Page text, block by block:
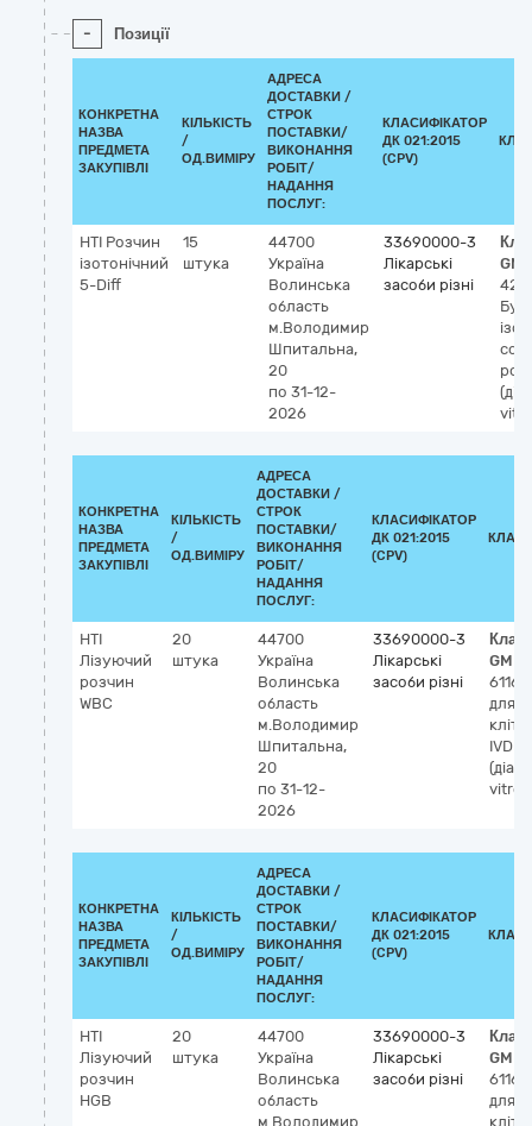
- Позиції
КОНКРЕТНА
НАЗВА
ПРЕДМЕТА
ЗАКУПІВЛІ
КІЛЬКІСТЬ
/
ОД.ВИМІРУ
АДРЕСА
ДОСТАВКИ /
СТРОК
ПОСТАВКИ/
ВИКОНАННЯ
РОБІТ/
НАДАННЯ
ПОСЛУГ:
КЛАСИФІКАТОР
ДК 021:2015
(CPV)
HTI Розчин
ізотонічний
5-Diff
15
штука
44700
Україна
Волинська
область
м.Володимир
Шпитальна,
20
по 31-12-
2026
33690000-3
Лікарські
засоби різні
КОНКРЕТНА
НАЗВА
ПРЕДМЕТА
ЗАКУПІВЛІ
КІЛЬКІСТЬ
/
ОД.ВИМІРУ
АДРЕСА
ДОСТАВКИ /
СТРОК
ПОСТАВКИ/
ВИКОНАННЯ
РОБІТ/
НАДАННЯ
ПОСЛУГ:
КЛАСИФІКАТОР
ДК 021:2015
(CPV)
HTI
Лізуючий
розчин
WBC
20
штука
44700
Україна
Волинська
область
м.Володимир
Шпитальна,
20
по 31-12-
2026
33690000-3
Лікарські
засоби різні
61165
для
IVD
vitro)
КОНКРЕТНА
НАЗВА
ПРЕДМЕТА
ЗАКУПІВЛІ
КІЛЬКІСТЬ
/
ОД.ВИМІРУ
АДРЕСА
ДОСТАВКИ /
СТРОК
ПОСТАВКИ/
ВИКОНАННЯ
РОБІТ/
НАДАННЯ
ПОСЛУГ:
КЛАСИФІКАТОР
ДК 021:2015
(CPV)
HTI
Лізуючий
розчин
HGB
20
штука
44700
Україна
Волинська
область
м.Володимир
33690000-3
Лікарські
засоби різні
61165
для